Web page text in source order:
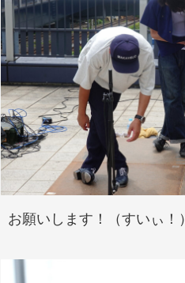
お願いします！（すいぃ！）